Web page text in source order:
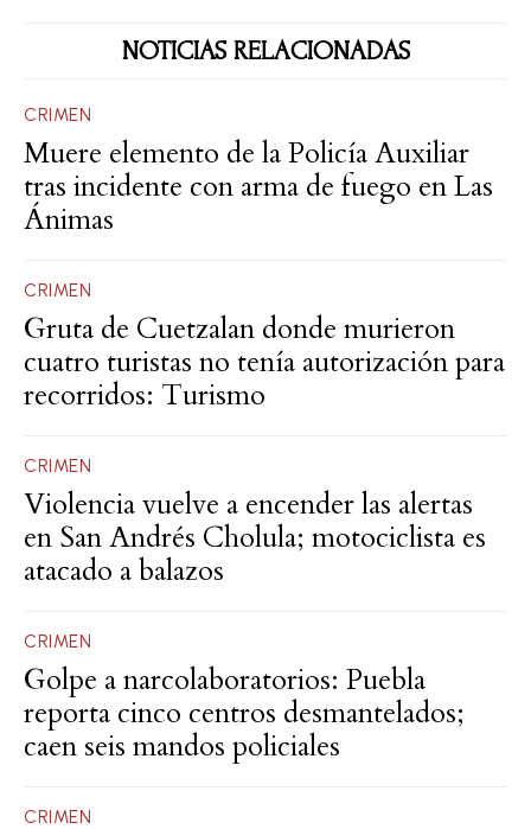
NOTICIAS RELACIONADAS
CRIMEN
Muere elemento de la Policía Auxiliar
tras incidente con arma de fuego en Las
Ánimas
CRIMEN
Gruta de Cuetzalan donde murieron
cuatro turistas no tenía autorización para
recorridos: Turismo
CRIMEN
Violencia vuelve a encender las alertas
en San Andrés Cholula; motociclista es
atacado a balazos
CRIMEN
Golpe a narcolaboratorios: Puebla
reporta cinco centros desmantelados;
caen seis mandos policiales
CRIMEN